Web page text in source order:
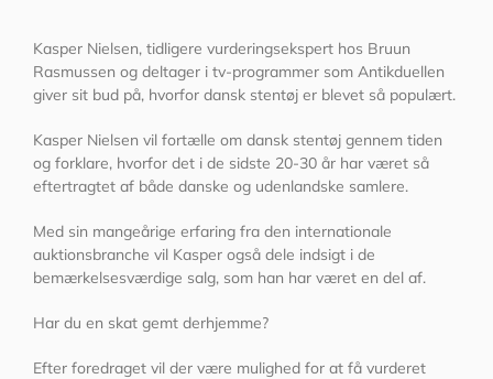
Kasper Nielsen, tidligere vurderingsekspert hos Bruun
Rasmussen og deltager i tv-programmer som Antikduellen
giver sit bud på, hvorfor dansk stentøj er blevet så populært.
Kasper Nielsen vil fortælle om dansk stentøj gennem tiden
og forklare, hvorfor det i de sidste 20-30 år har været så
eftertragtet af både danske og udenlandske samlere.
Med sin mangeårige erfaring fra den internationale
auktionsbranche vil Kasper også dele indsigt i de
bemærkelsesværdige salg, som han har været en del af.
Har du en skat gemt derhjemme?
Efter foredraget vil der være mulighed for at få vurderet